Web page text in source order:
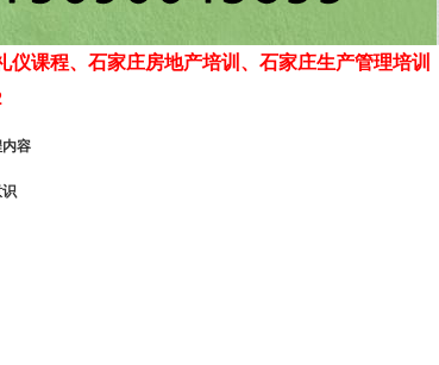
仪课程、石家庄房地产培训、石家庄生产管理培训
容